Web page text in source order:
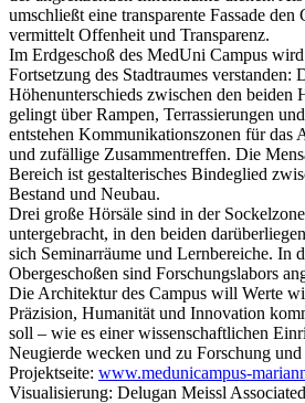
umschließt eine transparente Fassade
vermittelt Offenheit und Transparenz.
Im Erdgeschoß des MedUni Campus
Fortsetzung des Stadtraumes verstanden:
Höhenunterschieds zwischen den beiden
gelingt über Rampen, Terrassierungen
entstehen Kommunikationszonen für das
und zufällige Zusammentreffen. Die
Bereich ist gestalterisches Bindeglied
Bestand und Neubau.
Drei große Hörsäle sind in der
untergebracht, in den beiden
sich Seminarräume und Lernbereiche. In
Obergeschoßen sind Forschungslabors
Die Architektur des Campus will Werte
Präzision, Humanität und Innovation
soll – wie es einer wissenschaftlichen
Neugierde wecken und zu Forschung
Projektseite: www.medunicampus-
Visualisierung: Delugan Meissl